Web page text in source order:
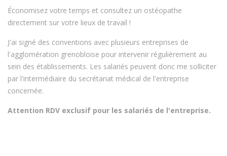
Économisez votre temps et consultez un ostéopathe
directement sur votre lieux de travail !
J'ai signé des conventions avec plusieurs entreprises de
l'agglomération grenobloise pour intervenir régulièrement au
sein des établissements. Les salariés peuvent donc me solliciter
par l'intermédiaire du secrétariat médical de l'entreprise
concernée.
Attention RDV exclusif pour les salariés de l'entreprise.